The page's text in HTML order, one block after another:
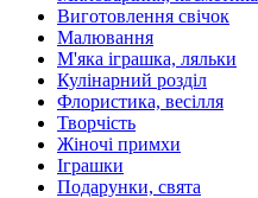
Виготовлення свічок
Малювання
М'яка іграшка, ляльки
Кулінарний розділ
Флористика, весілля
Творчість
Жіночі примхи
Іграшки
Подарунки, свята